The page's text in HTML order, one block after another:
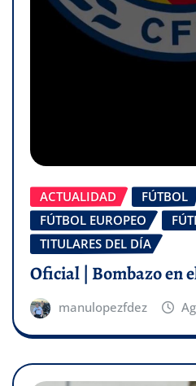
ACTUALIDAD
FÚTBOL
FÚTBOL EUROPEO
TITULARES DEL DÍA
Oficial | Bombazo en
manulopezfdez